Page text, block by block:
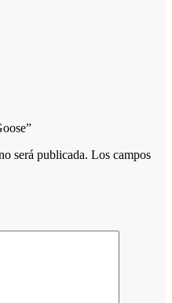
será publicada. Los campos